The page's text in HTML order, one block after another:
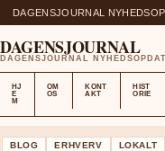
DAGENSJOURNAL
DAGENSJOURNAL
DAGENSJOURNAL
HJ
E
M
OM
OS
KONT
AKT
HIST
ORIE
BLOG ERHVERV LOKALT